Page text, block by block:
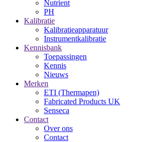
Nutrient
PH
Kalibratie
Kalibratieapparatuur
Instrumentkalibratie
Kennisbank
Toepassingen
Kennis
Nieuws
Merken
ETI (Thermapen)
Fabricated Products UK
Senseca
Contact
Over ons
Contact